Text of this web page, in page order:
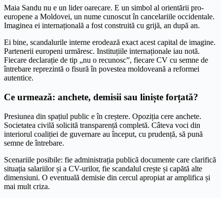
Maia Sandu nu e un lider oarecare. E un simbol al orientării pro-
europene a Moldovei, un nume cunoscut în cancelariile occidentale.
Imaginea ei internațională a fost construită cu grijă, an după an.
Ei bine, scandalurile interne erodează exact acest capital de imagine.
Partenerii europeni urmăresc. Instituțiile internaționale iau notă.
Fiecare declarație de tip „nu o recunosc”, fiecare CV cu semne de
întrebare reprezintă o fisură în povestea moldoveană a reformei
autentice.
Ce urmează: anchete, demisii sau liniște forțată?
Presiunea din spațiul public e în creștere. Opoziția cere anchete.
Societatea civilă solicită transparență completă. Câteva voci din
interiorul coaliției de guvernare au început, cu prudență, să pună
semne de întrebare.
Scenariile posibile: fie administrația publică documente care clarifică
situația salariilor și a CV-urilor, fie scandalul crește și capătă alte
dimensiuni. O eventuală demisie din cercul apropiat ar amplifica și
mai mult criza.